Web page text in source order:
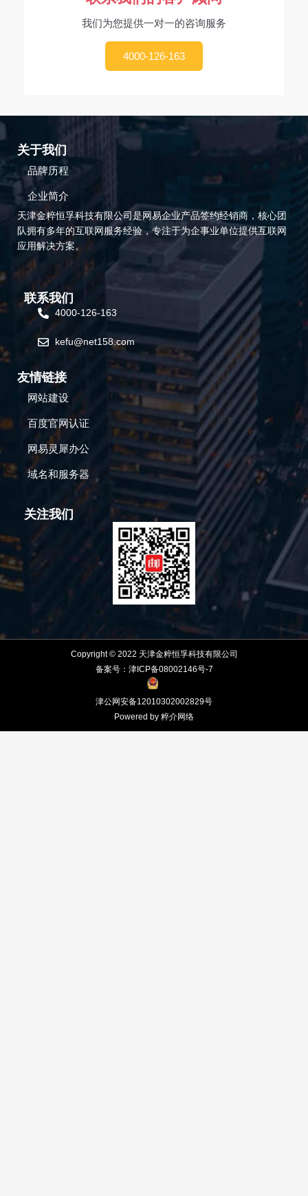
我们为您提供一对一的咨询服务
4000-126-163
关于我们
品牌历程
企业简介
天津金粹恒孚科技有限公司是网易企业产品签约经销商，核心团
队拥有多年的互联网服务经验，专注于为企事业单位提供互联网
应用解决方案。
联系我们
4000-126-163
kefu@net158.com
友情链接
网站建设
百度官网认证
网易灵犀办公
域名和服务器
关注我们
Copyright © 2022 天津金粹恒孚科技有限公司
备案号：津ICP备08002146号-7
津公网安备12010302002829号
Powered by 粹介网络